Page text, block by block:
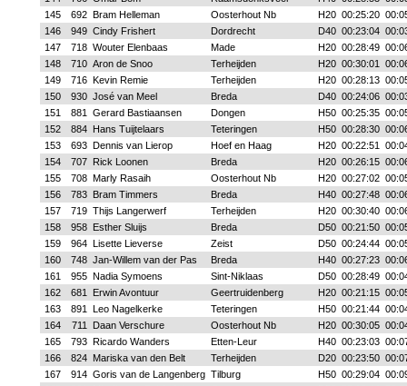
145
692 Bram Helleman Oosterhout Nb H20 00:25:20
146
949 Cindy Frishert Dordrecht D40 00:23:04
147
718 Wouter Elenbaas Made H20 00:28:49
148
710 Aron de Snoo Terheijden H20 00:30:01
149
716 Kevin Remie Terheijden H20 00:28:13
150
930 José van Meel Breda D40 00:24:06
151
881 Gerard Bastiaansen Dongen H50 00:25:35
152
884 Hans Tuijtelaars Teteringen H50 00:28:30
153
693 Dennis van Lierop Hoef en Haag H20 00:22:51
154
707 Rick Loonen Breda H20 00:26:15
155
708 Marly Rasaih Oosterhout Nb H20 00:27:02
156
783 Bram Timmers Breda H40 00:27:48
157
719 Thijs Langerwerf Terheijden H20 00:30:40
158
958 Esther Sluijs Breda D50 00:21:50
159
964 Lisette Lieverse Zeist D50 00:24:44
160
748 Jan-Willem van der Pas Breda H40 00:27:23
161
955 Nadia Symoens Sint-Niklaas D50 00:28:49
162
681 Erwin Avontuur Geertruidenberg H20 00:21:15
163
891 Leo Nagelkerke Teteringen H50 00:21:44
164
711 Daan Verschure Oosterhout Nb H20 00:30:05
165
793 Ricardo Wanders Etten-Leur H40 00:23:03
166
824 Mariska van den Belt Terheijden D20 00:23:50
167
914 Goris van de Langenberg Tilburg H50 00:29:04